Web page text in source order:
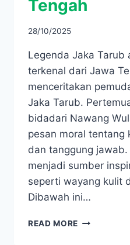
Tengah
28/10/2025
Legenda Jaka Tarub
terkenal dari Jawa
menceritakan
Jaka Tarub.
bidadari Nawang
pesan moral tentang
dan tanggung
menjadi sumber
seperti wayang kulit
Dibawah ini…
READ MORE LEGENDA